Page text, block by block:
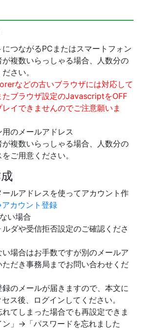
つながるPCまたはスマートフォン
が複数いらっしゃる場合、人数分の
さい。
などの古いブラウザには対応して
たブラウザ設定のJavascriptをOFF
イできませんのでご注意願いま
のメールアドレス
が複数いらっしゃる場合、人数分の
ご用意ください。
ールアドレスを使ってアカウント作
カウント登録
い場合
ダや受信拒否設定のご確認くださ
場合はお手数ですが別のメールア
ただき事務局までお問い合わせくだ
のメールが届きますので、本文に
ス後、ログインしてください。
てしまった場合でも再設定できま
ン」→「パスワードを忘れました